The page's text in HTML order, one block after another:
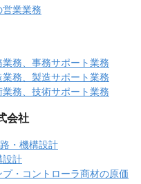
営業業務
業務、事務サポート業務
業務、製造サポート業務
業務、技術サポート業務
会社
・機構設計
設計
プ・コントローラ商材の原価